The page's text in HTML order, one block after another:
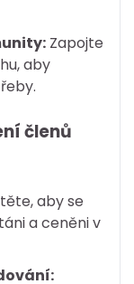
Zapojte
aby
členů
aby se
a ceněni v